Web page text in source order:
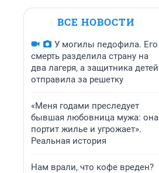
ВСЕ НОВОСТИ
У могилы педофила. Его
смерть разделила страну на
два лагеря, а защитника детей
отправила за решетку
«Меня годами преследует
бывшая любовница мужа: она
портит жилье и угрожает».
Реальная история
Нам врали, что кофе вреден?